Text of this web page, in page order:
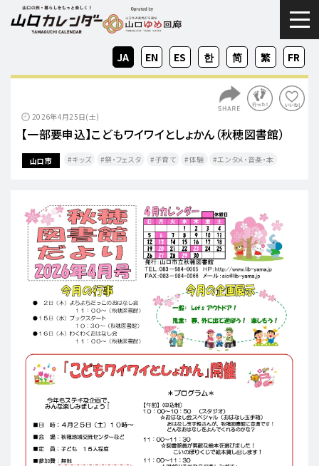
ZH-
CN
ZH-
TW
EN FR
JA KO
ES
2026年4月25日(土)
【一部要申込】こどもワイワイとしょかん（秋穂図書館）
山口市 キッズ 祭・フェスタ 子育て 体験 エンタメ・音楽・本